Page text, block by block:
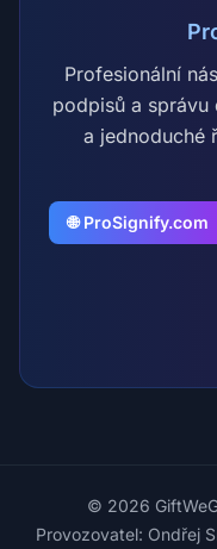
Profesionální
podpisů a správu
a jednoduché
🌐 ProSignify.com
© 2026
Provozovatel: Ondřej